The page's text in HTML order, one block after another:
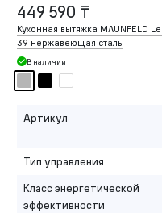
449 590 ₸
Кухонная вытяжка MAUNFELD
39 нержавеющая сталь
В наличии
Артикул
Тип управления
Класс энергетической
эффективности